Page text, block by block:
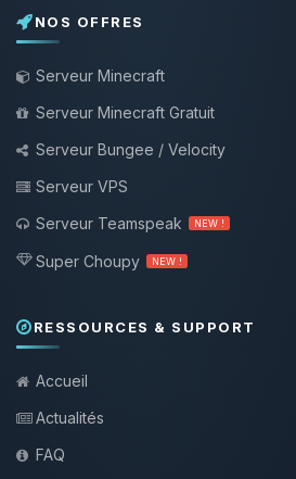
NOS OFFRES
Serveur Minecraft
Serveur Minecraft Gratuit
Serveur Bungee / Velocity
Serveur VPS
Serveur Teamspeak
NEW !
Super Choupy NEW !
RESSOURCES & SUPPORT
Accueil
Actualités
FAQ